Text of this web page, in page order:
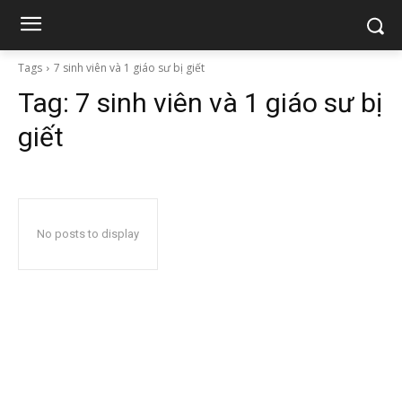
Tags 7 sinh viên và 1 giáo sư bị giết
Tag: 7 sinh viên và 1 giáo sư bị
giết
No posts to display